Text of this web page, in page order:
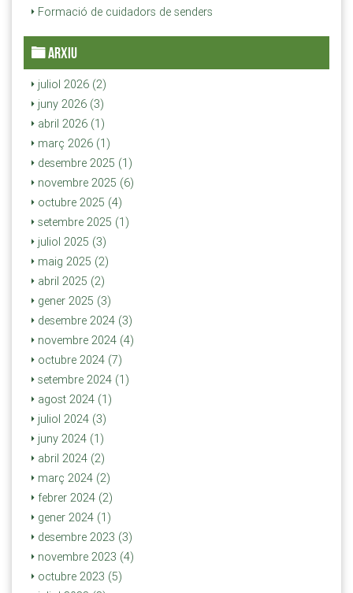
Formació de cuidadors de senders
ARXIU
juliol 2026 (2)
juny 2026 (3)
abril 2026 (1)
març 2026 (1)
desembre 2025 (1)
novembre 2025 (6)
octubre 2025 (4)
setembre 2025 (1)
juliol 2025 (3)
maig 2025 (2)
abril 2025 (2)
gener 2025 (3)
desembre 2024 (3)
novembre 2024 (4)
octubre 2024 (7)
setembre 2024 (1)
agost 2024 (1)
juliol 2024 (3)
juny 2024 (1)
abril 2024 (2)
març 2024 (2)
febrer 2024 (2)
gener 2024 (1)
desembre 2023 (3)
novembre 2023 (4)
octubre 2023 (5)